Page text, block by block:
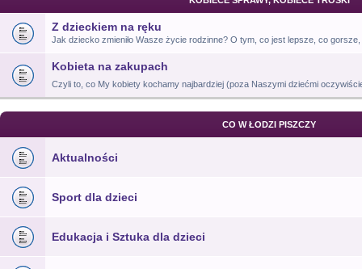
Z dzieckiem na ręku
Jak dziecko zmieniło Wasze życie rodzinne? O tym, co jest lepsze, co
Kobieta na zakupach
Czyli to, co My kobiety kochamy najbardziej (poza Naszymi dziećmi
CO W ŁODZI PISZCZY
Aktualności
Sport dla dzieci
Edukacja i Sztuka dla dzieci